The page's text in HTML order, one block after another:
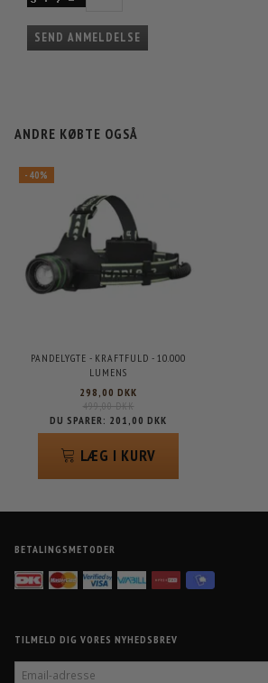
SEND ANMELDELSE
ANDRE KØBTE OGSÅ
-40%
PANDELYGTE - KRAFTFULD - 10.000
LUMENS
298,00 DKK
499,00 DKK
DU SPARER: 201,00 DKK
LÆG I KURV
BETALINGSMETODER
TILMELD DIG VORES NYHEDSBREV